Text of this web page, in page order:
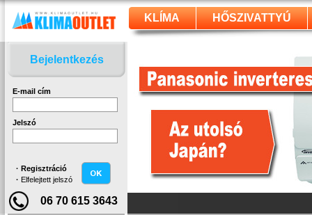
KLÍMA HŐSZIVATTYÚ
Bejelentkezés
E-mail cím
Jelszó
· Regisztráció
· Elfelejtett jelszó
06 70 615 3643